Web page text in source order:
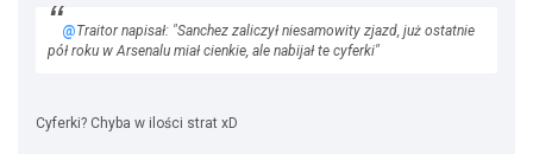
@Traitor napisał: "Sanchez zaliczył niesamowity zjazd, już ostatnie
pół roku w Arsenalu miał cienkie, ale nabijał te cyferki"
Cyferki? Chyba w ilości strat xD